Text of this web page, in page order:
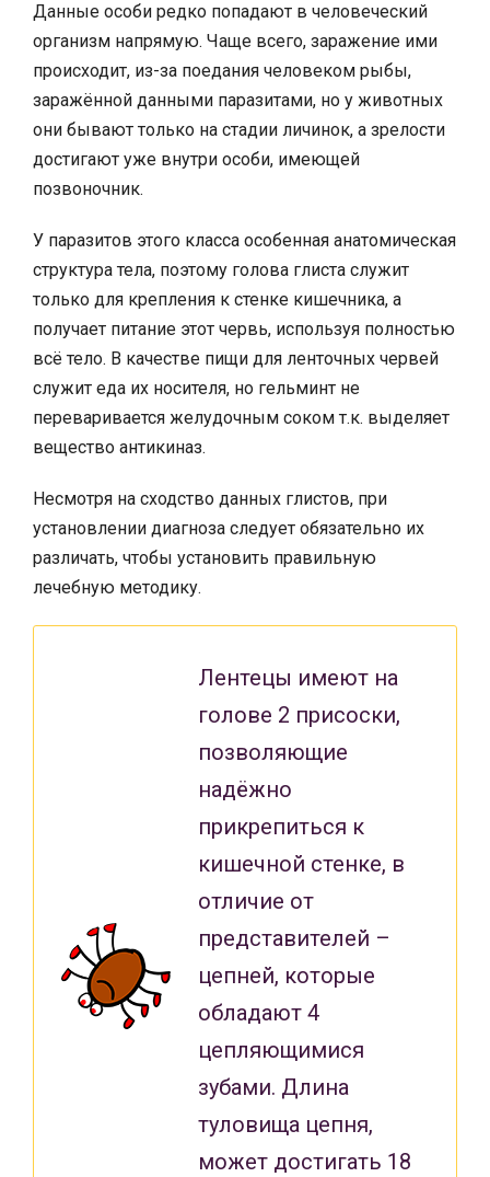
Данные особи редко попадают в человеческий
организм напрямую. Чаще всего, заражение ими
происходит, из-за поедания человеком рыбы,
заражённой данными паразитами, но у животных
они бывают только на стадии личинок, а зрелости
достигают уже внутри особи, имеющей
позвоночник.
У паразитов этого класса особенная анатомическая
структура тела, поэтому голова глиста служит
только для крепления к стенке кишечника, а
получает питание этот червь, используя полностью
всё тело. В качестве пищи для ленточных червей
служит еда их носителя, но гельминт не
переваривается желудочным соком т.к. выделяет
вещество антикиназ.
Несмотря на сходство данных глистов, при
установлении диагноза следует обязательно их
различать, чтобы установить правильную
лечебную методику.
Лентецы имеют на
голове 2 присоски,
позволяющие
надёжно
прикрепиться к
кишечной стенке, в
отличие от
представителей –
цепней, которые
обладают 4
цепляющимися
зубами. Длина
туловища цепня,
может достигать 18